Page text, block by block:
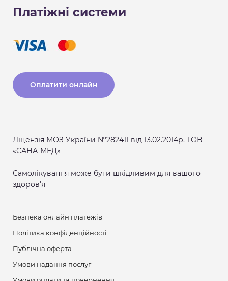
Платіжні системи
Оплатити онлайн
Ліцензія МОЗ України №282411 від 13.02.2014р. ТОВ
«САНА-МЕД»
Самолікування може бути шкідливим для вашого
здоров'я
Безпека онлайн платежів
Політика конфіденційності
Публічна оферта
Умови надання послуг